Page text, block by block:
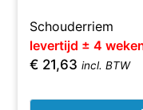
Schouderriem
levertijd ± 4
€ 21,63 incl. BTW